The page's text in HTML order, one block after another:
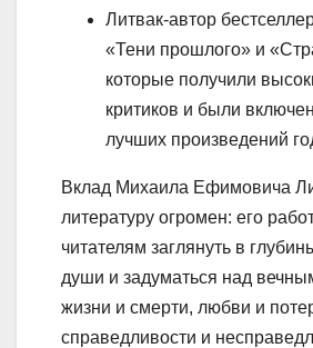
Литвак-автор
«Тени прошлого» и
которые получили
критиков и были
лучших произведений
Вклад Михаила Ефимовича
литературу огромен: его
читателям заглянуть в
души и задуматься над
жизни и смерти, любви и
справедливости и